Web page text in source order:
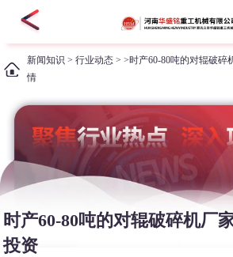
新闻知识 >行业动态 > >时产60-80吨的对辊破碎
情
时产60-80吨的对辊破碎机厂
投资